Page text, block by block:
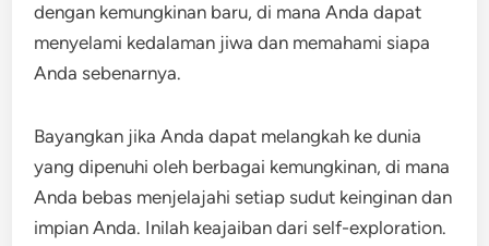
dengan kemungkinan baru, di mana Anda dapat
menyelami kedalaman jiwa dan memahami siapa
Anda sebenarnya.
Bayangkan jika Anda dapat melangkah ke dunia
yang dipenuhi oleh berbagai kemungkinan, di mana
Anda bebas menjelajahi setiap sudut keinginan dan
impian Anda. Inilah keajaiban dari self-exploration.